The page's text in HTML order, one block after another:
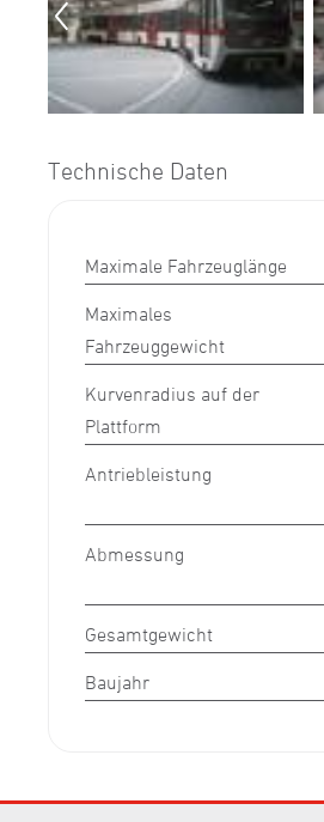
Technische Daten
Maximale Fahrzeuglänge
Maximales
Fahrzeuggewicht
Kurvenradius auf der
Plattform
Antriebleistung
Abmessung
Gesamtgewicht
Baujahr